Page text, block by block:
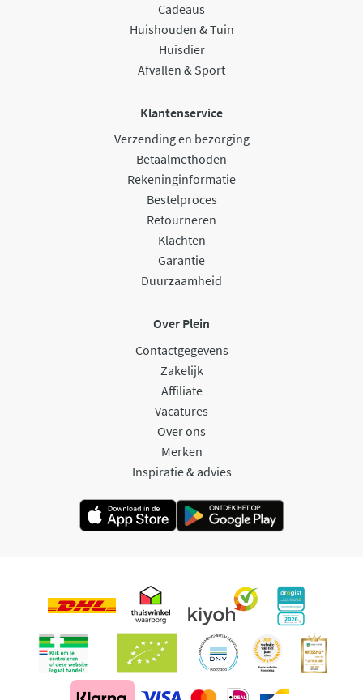
Cadeaus
Huishouden & Tuin
Huisdier
Afvallen & Sport
Klantenservice
Verzending en bezorging
Betaalmethoden
Rekeninginformatie
Bestelproces
Retourneren
Klachten
Garantie
Duurzaamheid
Over Plein
Contactgegevens
Zakelijk
Affiliate
Vacatures
Over ons
Merken
Inspiratie & advies